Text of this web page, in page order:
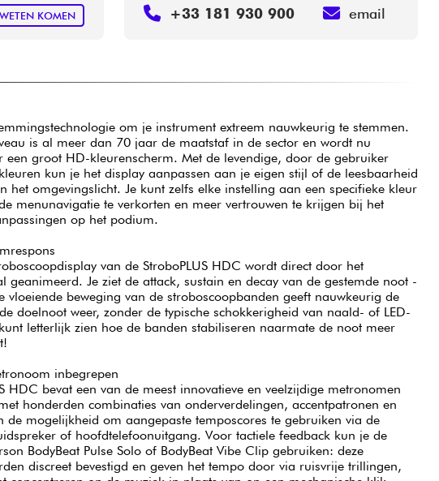
KOMEN +33 181 930 900 email
om je instrument extreem nauwkeurig te stemmen.
is al meer dan 70 jaar de maatstaf in de sector en wordt nu
een groot HD-kleurenscherm. Met de levendige, door de gebruiker
kun je het display aanpassen aan je eigen stijl of de leesbaarheid
het omgevingslicht. Je kunt zelfs elke instelling aan een specifieke kleur
menunavigatie te verkorten en meer vertrouwen te krijgen bij het
op het podium.
van de StroboPLUS HDC wordt direct door het
geanimeerd. Je ziet de attack, sustain en decay van de gestemde noot -
vloeiende beweging van de stroboscoopbanden geeft nauwkeurig de
doelnoot weer, zonder de typische schokkerigheid van naald- of LED-
letterlijk zien hoe de banden stabiliseren naarmate de noot meer
inbegrepen
HDC bevat een van de meest innovatieve en veelzijdige metronomen
honderden combinaties van onderverdelingen, accentpatronen en
de mogelijkheid om aangepaste temposcores te gebruiken via de
of hoofdtelefoonuitgang. Voor tactiele feedback kun je de
BodyBeat Pulse Solo of BodyBeat Vibe Clip gebruiken: deze
discreet bevestigd en geven het tempo door via ruisvrije trillingen,